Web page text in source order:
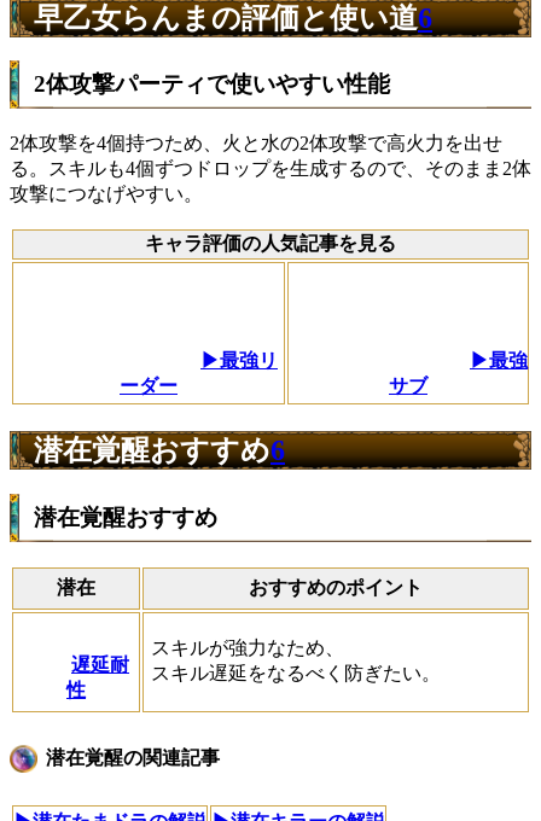
早乙女らんまの評価と使い道6
2体攻撃パーティで使いやすい性能
2体攻撃を4個持つため、火と水の2体攻撃で高火力を出せ
る。スキルも4個ずつドロップを生成するので、そのまま2体
攻撃につなげやすい。
キャラ評価の人気記事を見る
▶最強リ
ーダー
▶最強
サブ
潜在覚醒おすすめ6
潜在覚醒おすすめ
潜在 おすすめのポイント
遅延耐
性
スキルが強力なため、
スキル遅延をなるべく防ぎたい。
潜在覚醒の関連記事